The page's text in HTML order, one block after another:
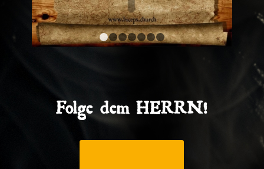
2 3 4 5 6 7
Folge dem HERRN!